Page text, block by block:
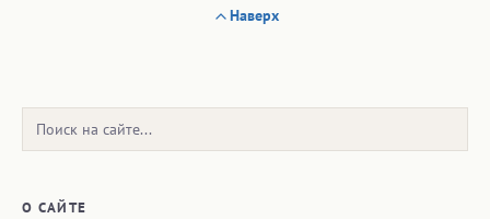
Наверх
Поиск:
О САЙТЕ